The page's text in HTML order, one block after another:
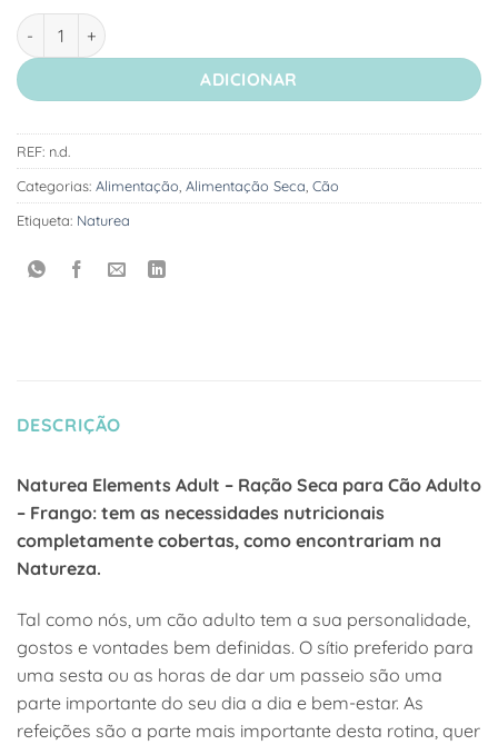
Quantidade de Naturea Elements Adult - Ração Seca para
ADICIONAR
REF: n.d.
Categorias: Alimentação Alimentação Seca Cão
Etiqueta: Naturea
DESCRIÇÃO
Naturea Elements Adult – Ração Seca para Cão Adulto
– Frango: tem as necessidades nutricionais
completamente cobertas, como encontrariam na
Natureza.
Tal como nós, um cão adulto tem a sua personalidade,
gostos e vontades bem definidas. O sítio preferido para
uma sesta ou as horas de dar um passeio são uma
parte importante do seu dia a dia e bem-estar. As
refeições são a parte mais importante desta rotina, quer